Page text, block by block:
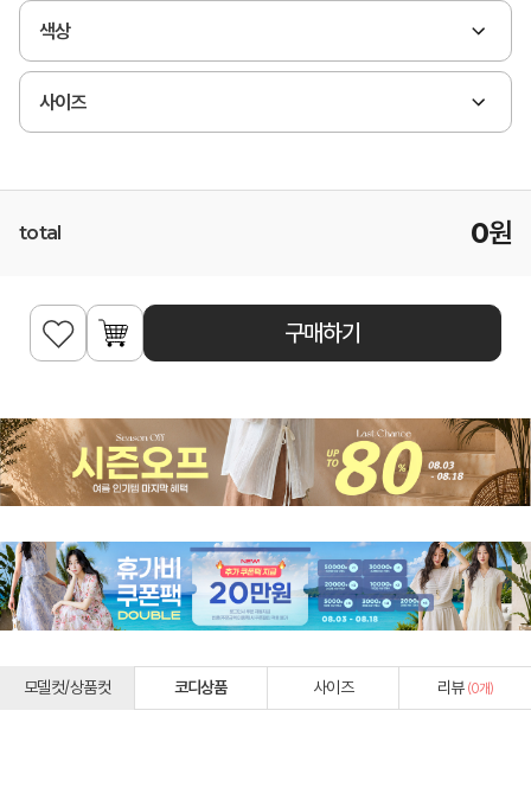
색상
사이즈
total 0원
구매하기
모델컷/상품컷 코디상품 사이즈 리뷰 (0개)